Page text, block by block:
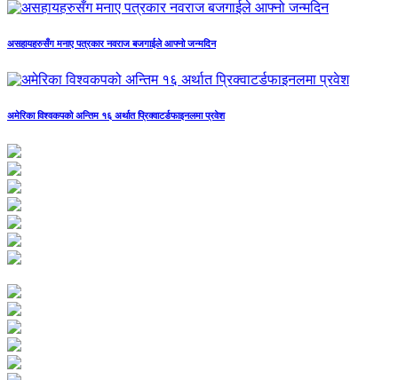
असहायहरुसँग मनाए पत्रकार नवराज बजगाईले आफ्नो जन्मदिन
अमेरिका विश्वकपको अन्तिम १६ अर्थात प्रिक्वाटर्डफाइनलमा प्रवेश